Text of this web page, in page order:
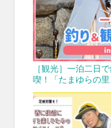
［観光］一泊二日
喫！「たまゆらの